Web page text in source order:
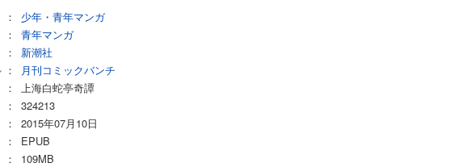
：
少年・青年マンガ
：
青年マンガ
：
新潮社
：
月刊コミックバンチ
：
上海白蛇亭奇譚
：
324213
：
2015年07月10日
：
EPUB
： 109MB